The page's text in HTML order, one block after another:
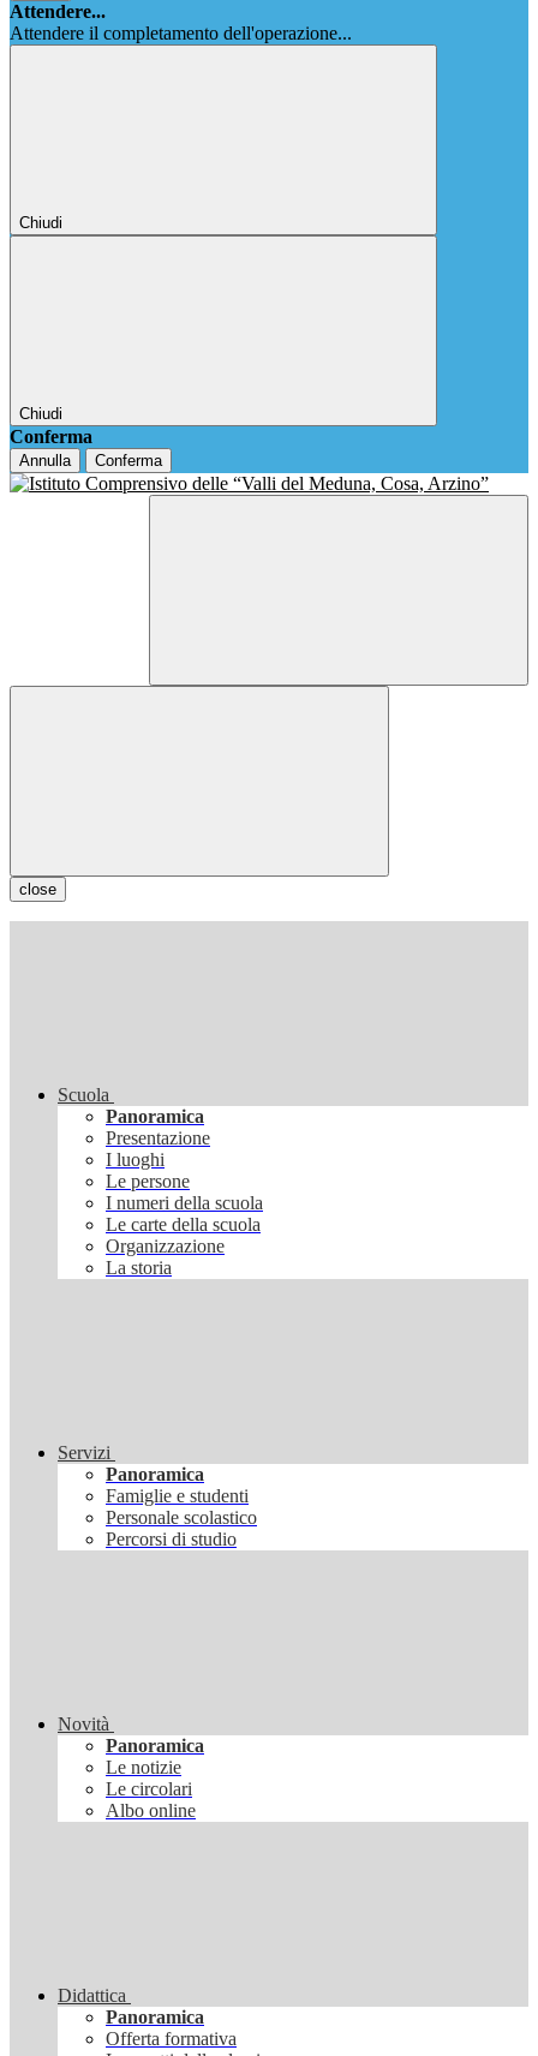
Attendere...
Attendere il completamento dell'operazione...
Chiudi
Chiudi
Conferma
Annulla Conferma
close
Scuola
Panoramica
Presentazione
I luoghi
Le persone
I numeri della scuola
Le carte della scuola
Organizzazione
La storia
Servizi
Panoramica
Famiglie e studenti
Personale scolastico
Percorsi di studio
Novità
Panoramica
Le notizie
Le circolari
Albo online
Didattica
Panoramica
Offerta formativa